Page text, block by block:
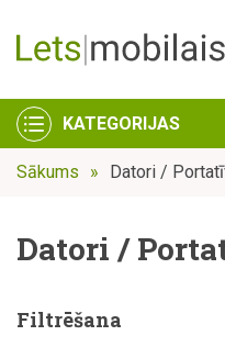
KATEGORIJAS
Sākums Datori /
Datori /
Filtrēšana